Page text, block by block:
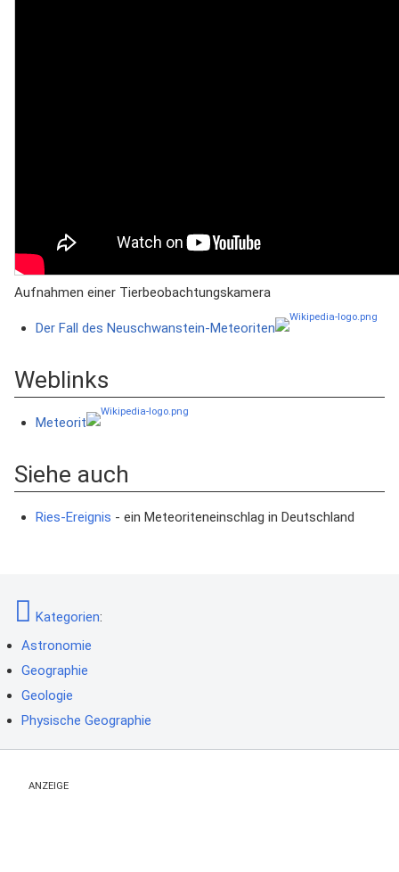
Aufnahmen einer Tierbeobachtungskamera
Der Fall des Neuschwanstein-Meteoriten
Weblinks
Meteorit
Siehe auch
Ries-Ereignis - ein Meteoriteneinschlag in Deutschland
Kategorien:
Astronomie
Geographie
Geologie
Physische Geographie
ANZEIGE